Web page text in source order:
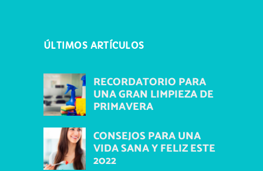
ÚLTIMOS ARTÍCULOS
RECORDATORIO PARA
UNA GRAN LIMPIEZA DE
PRIMAVERA
CONSEJOS PARA UNA
VIDA SANA Y FELIZ ESTE
2022